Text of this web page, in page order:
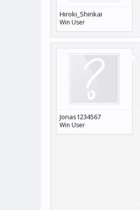
Hiroki_Shinkai
Win User
Jonas1234567
Win User